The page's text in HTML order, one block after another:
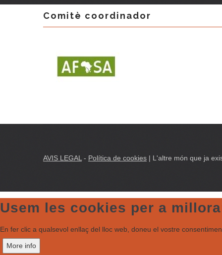
Comitè coordinador
AVIS LEGAL - Política de cookies | L'altre món que ja
Usem les cookies per a
En fer clic a qualsevol enllaç del lloc web, doneu el vostre
More info